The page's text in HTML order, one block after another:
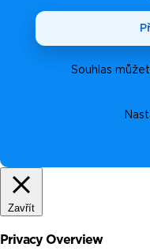
Souhlas
Zavřít
Privacy Overview